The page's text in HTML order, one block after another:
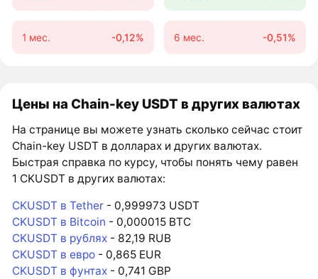
1 мес. -0,12% 6 мес. -0,51%
Цены на Chain-key USDT в других валютах
На странице вы можете узнать сколько сейчас стоит
Chain-key USDT в долларах и других валютах.
Быстрая справка по курсу, чтобы понять чему равен
1 CKUSDT в других валютах:
CKUSDT в Tether - 0,999973 USDT
CKUSDT в Bitcoin - 0,000015 BTC
CKUSDT в рублях - 82,19 RUB
CKUSDT в евро - 0,865 EUR
CKUSDT в фунтах - 0,741 GBP